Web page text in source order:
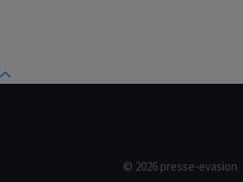
© 2026 presse-evasion